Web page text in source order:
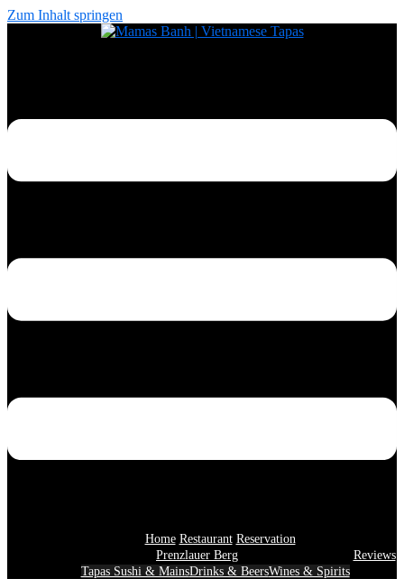
Zum Inhalt springen
Home Restaurant Reservation
Prenzlauer Berg
Tapas Sushi & MainsDrinks & BeersWines & Spirits
Reviews